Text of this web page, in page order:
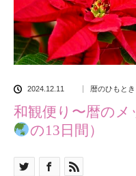
2024.12.11 暦のひもとき
和観便り〜暦のメ
の13日間）